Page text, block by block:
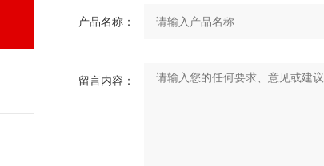
产品名称：
留言内容：